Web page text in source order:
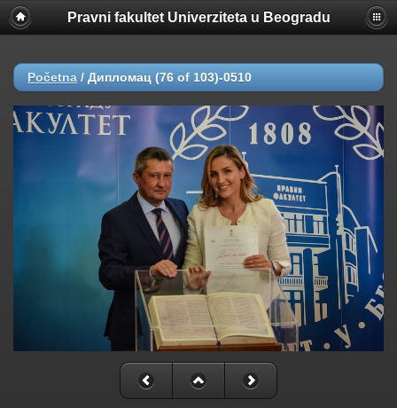
Pravni fakultet Univerziteta u Beogradu
Početna / Дипломац (76 of 103)-0510